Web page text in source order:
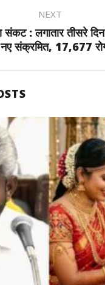
NEXT
संकट : लगातार तीसरे
नए संक्रमित, 17,677